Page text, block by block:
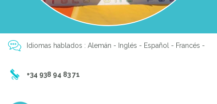
Idiomas hablados : Alemán - Inglés - Español - Francés -
+34 938 94 83 71